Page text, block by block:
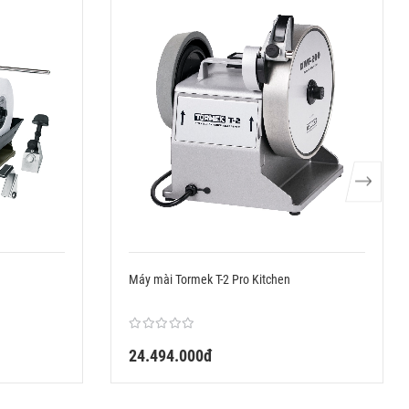
Máy mài Tormek T-2 Pro Kitchen
24.494.000đ